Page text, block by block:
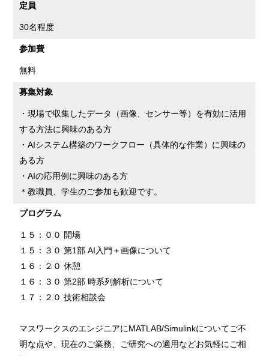
定員
30名程度
参加費
無料
募集対象
・現場で収集したデータ（画像、センサー等）を有効に活用
する方法に興味のある方
・AIシステム構築のワークフロー（具体的な作業）に興味の
ある方
・AIの応用例に興味のある方
＊教職員、学生のご参加も歓迎です。
プログラム
１５：００ 開場
１５：３０ 第1部 AI入門＋画像について
１６：２０ 休憩
１６：３０ 第2部 時系列解析について
１７：２０ 技術相談会
マスワークスのエンジニアにMATLAB/Simulinkについてご不
明な点や、現在のご業務、ご研究への適用などお気軽にご相